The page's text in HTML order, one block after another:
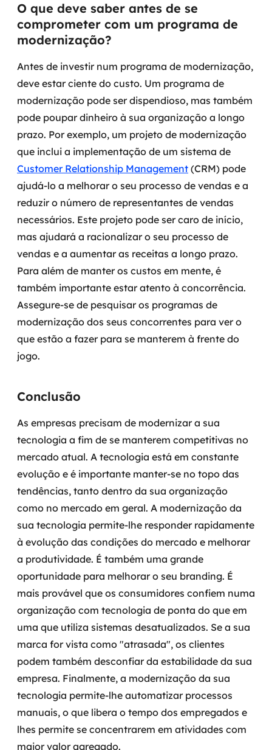
O que deve saber antes de se
comprometer com um programa de
modernização?
Antes de investir num programa de modernização,
deve estar ciente do custo. Um programa de
modernização pode ser dispendioso, mas também
pode poupar dinheiro à sua organização a longo
prazo. Por exemplo, um projeto de modernização
que inclui a implementação de um sistema de
Customer Relationship Management (CRM) pode
ajudá-lo a melhorar o seu processo de vendas e a
reduzir o número de representantes de vendas
necessários. Este projeto pode ser caro de início,
mas ajudará a racionalizar o seu processo de
vendas e a aumentar as receitas a longo prazo.
Para além de manter os custos em mente, é
também importante estar atento à concorrência.
Assegure-se de pesquisar os programas de
modernização dos seus concorrentes para ver o
que estão a fazer para se manterem à frente do
jogo.
Conclusão
As empresas precisam de modernizar a sua
tecnologia a fim de se manterem competitivas no
mercado atual. A tecnologia está em constante
evolução e é importante manter-se no topo das
tendências, tanto dentro da sua organização
como no mercado em geral. A modernização da
sua tecnologia permite-lhe responder rapidamente
à evolução das condições do mercado e melhorar
a produtividade. É também uma grande
oportunidade para melhorar o seu branding. É
mais provável que os consumidores confiem numa
organização com tecnologia de ponta do que em
uma que utiliza sistemas desatualizados. Se a sua
marca for vista como "atrasada", os clientes
podem também desconfiar da estabilidade da sua
empresa. Finalmente, a modernização da sua
tecnologia permite-lhe automatizar processos
manuais, o que libera o tempo dos empregados e
lhes permite se concentrarem em atividades com
maior valor agregado.